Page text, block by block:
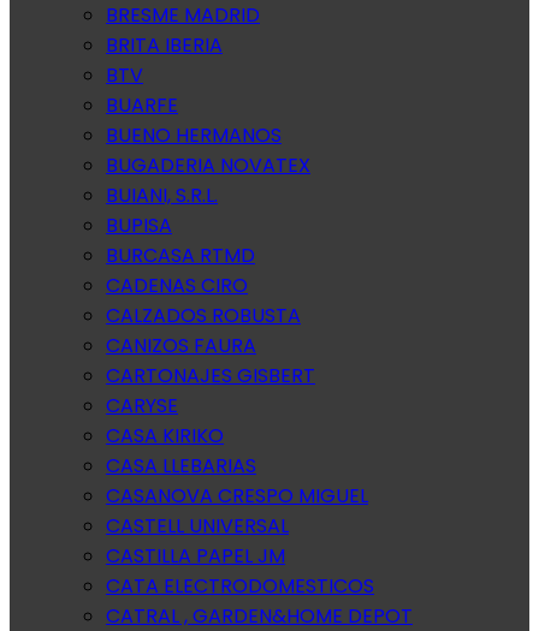
BRESME MADRID
BRITA IBERIA
BTV
BUARFE
BUENO HERMANOS
BUGADERIA NOVATEX
BUIANI, S.R.L.
BUPISA
BURCASA RTMD
CADENAS CIRO
CALZADOS ROBUSTA
CANIZOS FAURA
CARTONAJES GISBERT
CARYSE
CASA KIRIKO
CASA LLEBARIAS
CASANOVA CRESPO MIGUEL
CASTELL UNIVERSAL
CASTILLA PAPEL JM
CATA ELECTRODOMESTICOS
CATRAL , GARDEN&HOME DEPOT